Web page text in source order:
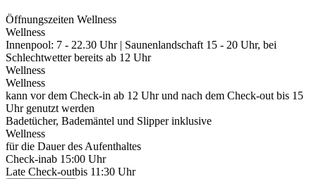
Öffnungszeiten Wellness
Wellness
Innenpool: 7 - 22.30 Uhr | Saunenlandschaft 15 - 20 Uhr, bei
Schlechtwetter bereits ab 12 Uhr
Wellness
Wellness
kann vor dem Check-in ab 12 Uhr und nach dem Check-out bis 15
Uhr genutzt werden
Badetücher, Bademäntel und Slipper inklusive
Wellness
für die Dauer des Aufenthaltes
Check-inab 15:00 Uhr
Late Check-outbis 11:30 Uhr